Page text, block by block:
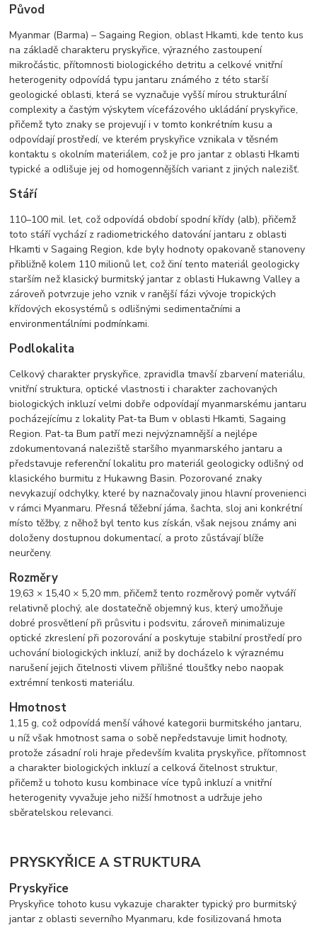
Původ
Myanmar (Barma) – Sagaing Region, oblast Hkamti, kde tento kus
na základě charakteru pryskyřice, výrazného zastoupení
mikročástic, přítomnosti biologického detritu a celkové vnitřní
heterogenity odpovídá typu jantaru známého z této starší
geologické oblasti, která se vyznačuje vyšší mírou strukturální
complexity a častým výskytem vícefázového ukládání pryskyřice,
přičemž tyto znaky se projevují i v tomto konkrétním kusu a
odpovídají prostředí, ve kterém pryskyřice vznikala v těsném
kontaktu s okolním materiálem, což je pro jantar z oblasti Hkamti
typické a odlišuje jej od homogennějších variant z jiných nalezišť.
Stáří
110–100 mil. let, což odpovídá období spodní křídy (alb), přičemž
toto stáří vychází z radiometrického datování jantaru z oblasti
Hkamti v Sagaing Region, kde byly hodnoty opakovaně stanoveny
přibližně kolem 110 milionů let, což činí tento materiál geologicky
starším než klasický burmitský jantar z oblasti Hukawng Valley a
zároveň potvrzuje jeho vznik v ranější fázi vývoje tropických
křídových ekosystémů s odlišnými sedimentačními a
environmentálními podmínkami.
Podlokalita
Celkový charakter pryskyřice, zpravidla tmavší zbarvení materiálu,
vnitřní struktura, optické vlastnosti i charakter zachovaných
biologických inkluzí velmi dobře odpovídají myanmarskému jantaru
pocházejícímu z lokality Pat-ta Bum v oblasti Hkamti, Sagaing
Region. Pat-ta Bum patří mezi nejvýznamnější a nejlépe
zdokumentovaná naleziště staršího myanmarského jantaru a
představuje referenční lokalitu pro materiál geologicky odlišný od
klasického burmitu z Hukawng Basin. Pozorované znaky
nevykazují odchylky, které by naznačovaly jinou hlavní provenienci
v rámci Myanmaru. Přesná těžební jáma, šachta, sloj ani konkrétní
místo těžby, z něhož byl tento kus získán, však nejsou známy ani
doloženy dostupnou dokumentací, a proto zůstávají blíže
neurčeny.
Rozměry
19,63 × 15,40 × 5,20 mm, přičemž tento rozměrový poměr vytváří
relativně plochý, ale dostatečně objemný kus, který umožňuje
dobré prosvětlení při průsvitu i podsvitu, zároveň minimalizuje
optické zkreslení při pozorování a poskytuje stabilní prostředí pro
uchování biologických inkluzí, aniž by docházelo k výraznému
narušení jejich čitelnosti vlivem přílišné tloušťky nebo naopak
extrémní tenkosti materiálu.
Hmotnost
1,15 g, což odpovídá menší váhové kategorii burmitského jantaru,
u níž však hmotnost sama o sobě nepředstavuje limit hodnoty,
protože zásadní roli hraje především kvalita pryskyřice, přítomnost
a charakter biologických inkluzí a celková čitelnost struktur,
přičemž u tohoto kusu kombinace více typů inkluzí a vnitřní
heterogenity vyvažuje jeho nižší hmotnost a udržuje jeho
sběratelskou relevanci.
PRYSKYŘICE A STRUKTURA
Pryskyřice
Pryskyřice tohoto kusu vykazuje charakter typický pro burmitský
jantar z oblasti severního Myanmaru, kde fosilizovaná hmota